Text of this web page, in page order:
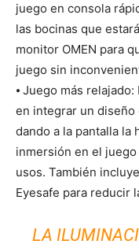
juego en consola
las bocinas que
monitor OMEN para
juego sin
⦁ Juego más
en integrar un diseño
dando a la pantalla la
inmersión en el
usos. También
Eyesafe para reducir
LA